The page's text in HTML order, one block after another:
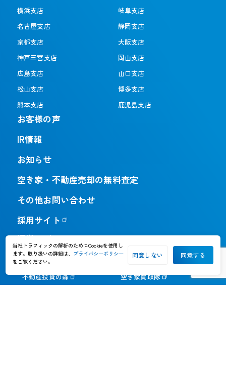
横浜支店
岐阜支店
名古屋支店
静岡支店
京都支店
大阪支店
神戸三宮支店
岡山支店
広島支店
山口支店
松山支店
博多支店
熊本支店
鹿児島支店
お客様の声
IR情報
お知らせ
空き家・不動産売却の無料査定
その他お問い合わせ
採用サイト
運営メディア
訳あり物件買取プロ
訳あり物件買取ナビ
不動産投資の森
空き家買取隊
当社トラフィックの解析のためにCookieを使用し
ます。取り扱いの詳細は、 プライバシーポリシー
をご覧ください。
同意する
同意しない